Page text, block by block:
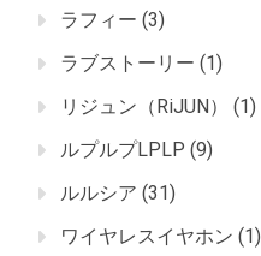
ラフィー (3)
ラブストーリー (1)
リジュン（RiJUN）
(1)
ルプルプLPLP (9)
ルルシア (31)
ワイヤレスイヤホン (1)